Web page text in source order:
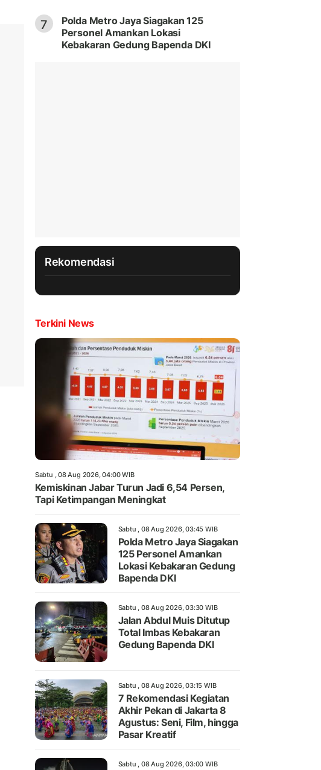
7
Polda Metro Jaya Siagakan 125
Personel Amankan Lokasi
Kebakaran Gedung Bapenda DKI
Rekomendasi
Terkini News
Sabtu , 08 Aug 2026, 04:00 WIB
Kemiskinan Jabar Turun Jadi 6,54 Persen,
Tapi Ketimpangan Meningkat
Sabtu , 08 Aug 2026, 03:45 WIB
Polda Metro Jaya Siagakan
125 Personel Amankan
Lokasi Kebakaran Gedung
Bapenda DKI
Sabtu , 08 Aug 2026, 03:30 WIB
Jalan Abdul Muis Ditutup
Total Imbas Kebakaran
Gedung Bapenda DKI
Sabtu , 08 Aug 2026, 03:15 WIB
7 Rekomendasi Kegiatan
Akhir Pekan di Jakarta 8
Agustus: Seni, Film, hingga
Pasar Kreatif
Sabtu , 08 Aug 2026, 03:00 WIB